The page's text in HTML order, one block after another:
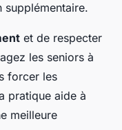
supplémentaire.
et de respecter
les seniors à
forcer les
pratique aide à
meilleure